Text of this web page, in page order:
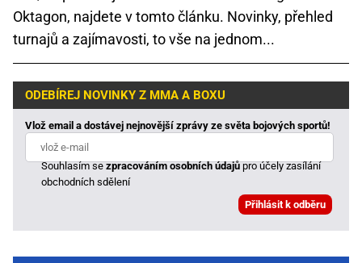
Oktagon, najdete v tomto článku. Novinky, přehled
turnajů a zajímavosti, to vše na jednom...
ODEBÍREJ NOVINKY Z MMA A BOXU
Vlož email a dostávej nejnovější zprávy ze světa bojových sportů!
Souhlasím sezpracováním osobních údajůpro účely zasílání
obchodních sdělení